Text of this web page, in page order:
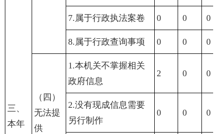
三、
本年
7.属于行政执法案卷 0 0 0
8.属于行政查询事项 0 0 0
（四）
无法提
供
1.本机关不掌握相关
政府信息
2 0 0
2.没有现成信息需要
另行制作
0 0 0